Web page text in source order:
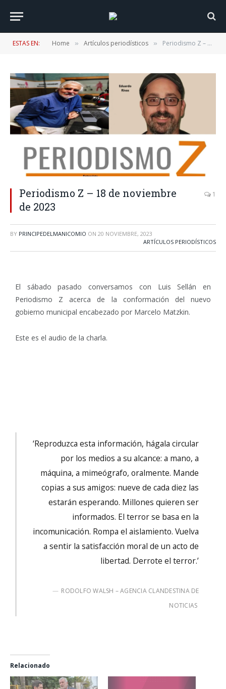
ESTAS EN: Home » Artículos periodísticos » Periodismo Z – 18 de noviembre de 2023
Periodismo Z – 18 de noviembre
de 2023
1
BY PRINCIPEDELMANICOMIO ON 20 NOVIEMBRE, 2023
ARTÍCULOS PERIODÍSTICOS
El sábado pasado conversamos con Luis Sellán en
Periodismo Z acerca de la conformación del nuevo
gobierno municipal encabezado por Marcelo Matzkin.
Este es el audio de la charla.
‘Reproduzca esta información, hágala circular
por los medios a su alcance: a mano, a
máquina, a mimeógrafo, oralmente. Mande
copias a sus amigos: nueve de cada diez las
estarán esperando. Millones quieren ser
informados. El terror se basa en la
incomunicación. Rompa el aislamiento. Vuelva
a sentir la satisfacción moral de un acto de
libertad. Derrote el terror.’
RODOLFO WALSH – AGENCIA CLANDESTINA DE
NOTICIAS
Relacionado